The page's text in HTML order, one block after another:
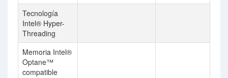
Tecnología
Intel® Hyper-
Threading
Memoria Intel®
Optane™
compatible